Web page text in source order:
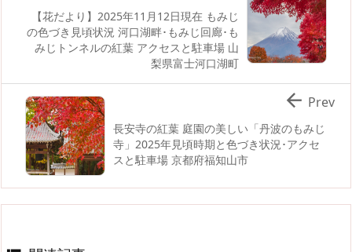
【花だより】2025年11月12日現在 もみじ
の色づき見頃状況 河口湖畔･もみじ回廊･も
みじトンネルの紅葉 アクセスと駐車場 山
梨県富士河口湖町
長安寺の紅葉 庭園の美しい「丹波のもみじ
寺」2025年見頃時期と色づき状況･アクセ
スと駐車場 京都府福知山市
 Prev